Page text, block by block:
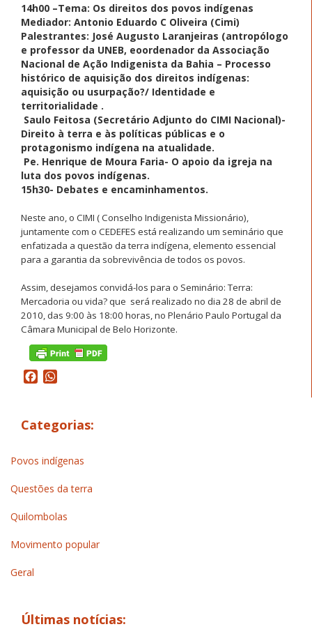
14h00 –Tema: Os direitos dos povos indígenas
Mediador: Antonio Eduardo C Oliveira (Cimi)
Palestrantes: José Augusto Laranjeiras (antropólogo
e professor da UNEB, eoordenador da Associação
Nacional de Ação Indigenista da Bahia – Processo
histórico de aquisição dos direitos indígenas:
aquisição ou usurpação?/ Identidade e
territorialidade .
Saulo Feitosa (Secretário Adjunto do CIMI Nacional)-
Direito à terra e às políticas públicas e o
protagonismo indígena na atualidade.
Pe. Henrique de Moura Faria- O apoio da igreja na
luta dos povos indígenas.
15h30- Debates e encaminhamentos.
Neste ano, o CIMI ( Conselho Indigenista Missionário),
juntamente com o CEDEFES está realizando um seminário que
enfatizada a questão da terra indígena, elemento essencial
para a garantia da sobrevivência de todos os povos.
Assim, desejamos convidá-los para o Seminário:Terra:
Mercadoria ou vida? que será realizado no dia 28 de abril de
2010, das 9:00 às 18:00 horas, no Plenário Paulo Portugal da
Câmara Municipal de Belo Horizonte.
Facebook
Categorias:
Povos indígenas
Questões da terra
Quilombolas
Movimento popular
Geral
Últimas notícias: